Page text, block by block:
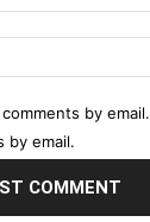
by email.
by email.